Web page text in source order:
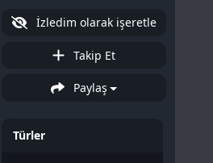
İzledim olarak işeretle
Takip Et
Paylaş
Türler